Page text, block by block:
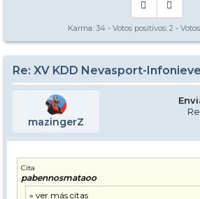
Karma: 34 - Votos positivos: 2 -
Re: XV KDD Nevasport-
mazingerZ
Cita
pabennosmataoo